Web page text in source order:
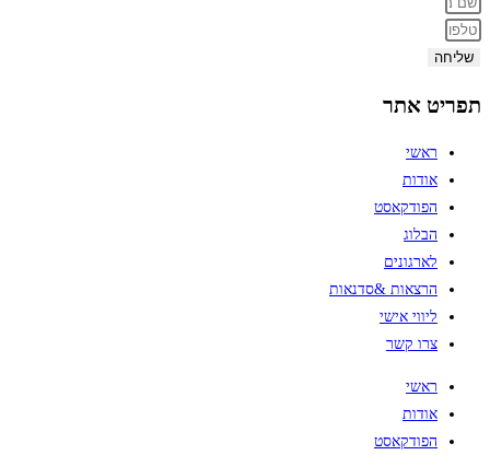
שליחה
תפריט אתר
ראשי
אודות
הפודקאסט
הבלוג
לארגונים
הרצאות &סדנאות
ליווי אישי
צרו קשר
ראשי
אודות
הפודקאסט